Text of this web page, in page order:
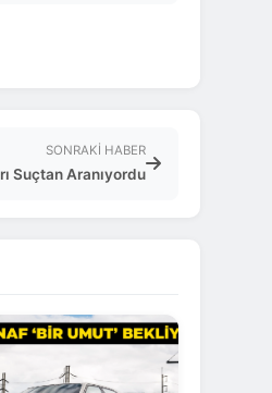
SONRAKI HABER
Suçtan Aranıyordu